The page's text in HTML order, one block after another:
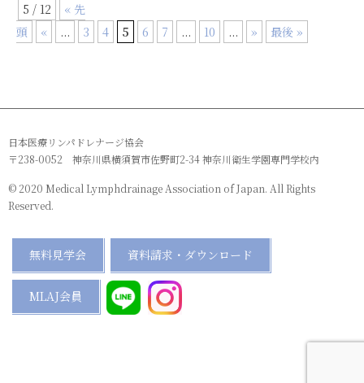
5 / 12
« 先
頭
« ... 3 4 5 6 7 ... 10 ... » 最後 »
日本医療リンパドレナージ協会
〒238-0052 神奈川県横須賀市佐野町2-34 神奈川衛生学園専門学校内
© 2020 Medical Lymphdrainage Association of Japan. All Rights
Reserved.
無料見学会 資料請求・ダウンロード
MLAJ会員